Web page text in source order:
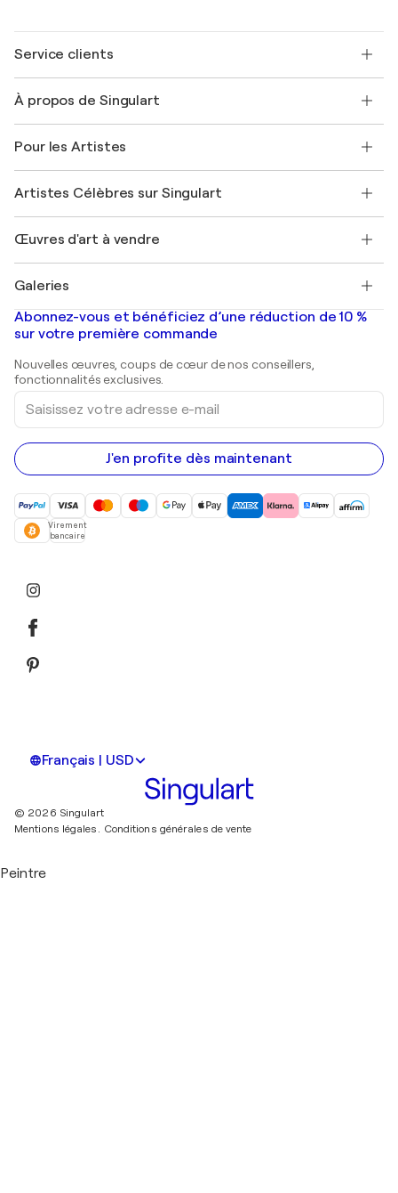
Service clients
Expédition
Offrir une carte cadeau
Rejoignez notre programme commercial
Mon compte
+33 1 76 44 06 42
À propos de Singulart
FAQ
Magazine Singulart
Emplois
Découvrez une sélection d'art original
Pour les Artistes
Se connecter en tant qu'Artiste
Artistes Célèbres sur Singulart
Marc Chagall
Banksy
Mr. Brainwash
Shepard Fairey
Œuvres d'art à vendre
Tableaux abstraits à vendre
Peintures de paysage
Estampes
Peintures acryliques
Galeries
Galeries d'art en France
Galeries d'art en Belgique
Abonnez-vous et bénéficiez d’une réduction de 10 %
sur votre première commande
Nouvelles œuvres, coups de cœur de nos conseillers,
fonctionnalités exclusives.
Saisissez
votre
adresse
e-
mail
J'en profite dès maintenant
Virement
bancaire
Français | USD
© 2026 Singulart
Mentions légales. Conditions générales de vente
Peintre